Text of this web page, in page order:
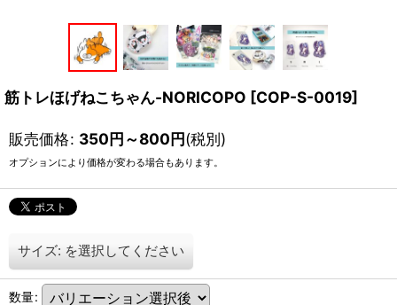
筋トレほげねこちゃん-NORICOPO [COP-S-0019]
販売価格: 350円～800円(税別)
オプションにより価格が変わる場合もあります。
サイズ: を選択してください
数量: